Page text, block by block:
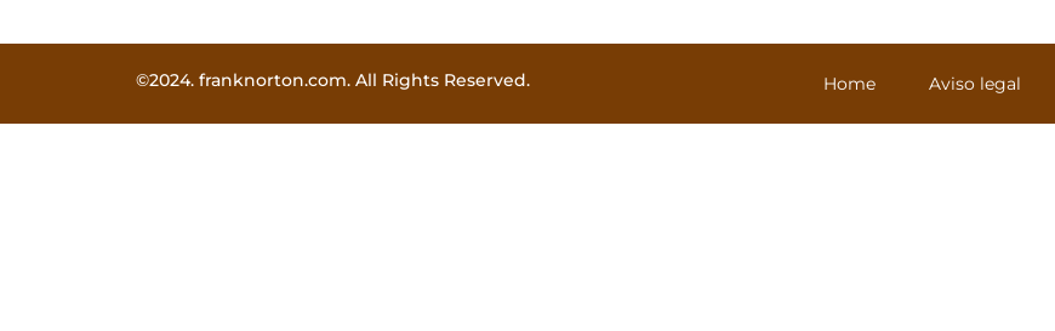
©2024. franknorton.com. All Rights Reserved. Home Aviso legal